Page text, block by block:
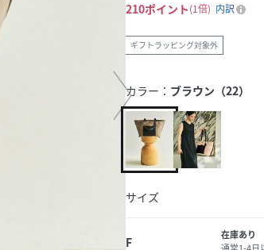
210ポイント 1倍 内訳
ギフトラッピング対象外
カラー： ブラウン（22）
サイズ
F
在庫あり